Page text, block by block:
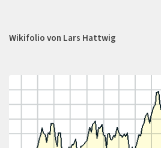
Wikifolio von Lars Hattwig